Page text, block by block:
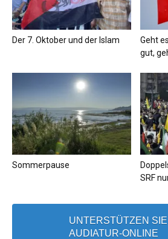
Der 7. Oktober und der Islam
Geht
gut,
Sommerpause
SRF
UNTERSTÜTZEN SIE
AUDIATUR-ONLINE